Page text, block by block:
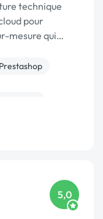
technique
pour
mesure qui
Prestashop
5,0